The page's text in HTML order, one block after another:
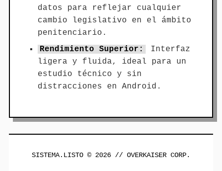
datos para reflejar cualquier
cambio legislativo en el ámbito
penitenciario.
Rendimiento Superior:
Interfaz
ligera y fluida, ideal para un
estudio técnico y sin
distracciones en Android.
SISTEMA.LISTO © 2026 // OVERKAISER CORP.